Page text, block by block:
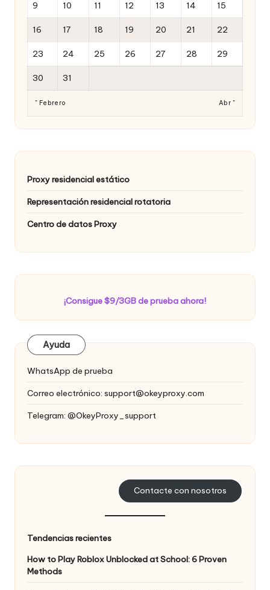
9 10 11 12 13 14 15
16 17 18 19 20 21 22
23 24 25 26 27 28 29
30 31
" Febrero Abr "
Proxy residencial estático
Representación residencial rotatoria
Centro de datos Proxy
¡Consigue $9/3GB de prueba ahora!
Ayuda
WhatsApp de prueba
Correo electrónico: support@okeyproxy.com
Telegram: @OkeyProxy_support
Contacte con nosotros
Tendencias recientes
How to Play Roblox Unblocked at School: 6 Proven
Methods